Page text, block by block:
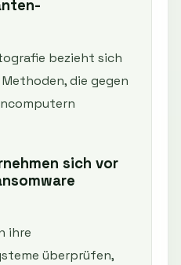
bezieht sich
die gegen
sich vor
ihre
überprüfen,